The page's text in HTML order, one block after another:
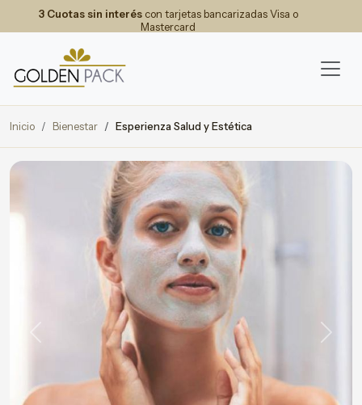
3 Cuotas sin interéscon tarjetas bancarizadas Visa o
Mastercard
Inicio Bienestar Esperienza Salud y Estética
Next